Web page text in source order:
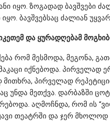
იყო. ზოგადად ბავშვები
ბავშვებსაც ძალიან
და ყურადღებამ
რომ მესმოდა, მეგონა,
იქნებოდა. პირველად
პირველად
უნდა მეთქვა. დარბაზში
აღმოჩნდა, რომ ის
თეატრში და ჯერ